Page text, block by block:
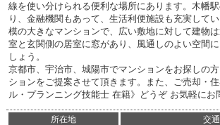
線を使い分けられる便利な場所にあります。木幡
り、金融機関もあって、生活利便施設も充実して
模の大きなマンションで、広い敷地に対して建物
室と玄関側の居室に窓があり、風通しのよい空間
しょう。
京都市、宇治市、城陽市でマンションをお探しの
ションをご提案させて頂きます。また、ご売却・
ル・プランニング技能士 在籍》どうぞ お気軽に
所在地 交通